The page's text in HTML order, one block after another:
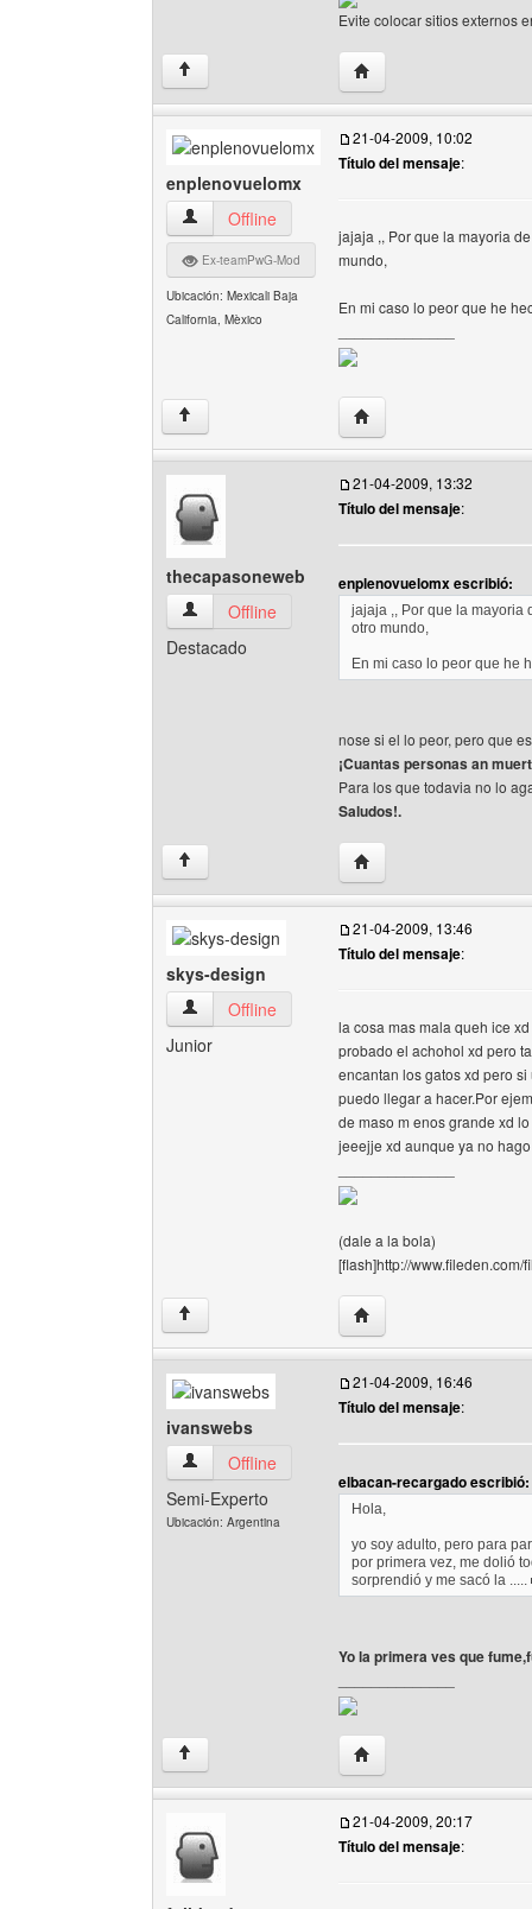
Evite colocar sitios externos
↑ Visitar sitio web del
enplenovuelomx
enplenovuelomx Ver perfil del usuario
Offline
Ex-teamPwG-Mod
Ubicación: Mexicali Baja
California, Mèxico
21-04-2009, 10:02
Título del mensaje:
jajaja ,, Por que la mayoria
mundo,
En mi caso lo peor que he
↑ Visitar sitio web del
thecapasoneweb
thecapasoneweb Ver perfil del usuario
Offline
Destacado
21-04-2009, 13:32
Título del mensaje:
enplenovuelomx escribió:
jajaja ,, Por que la mayoria
otro mundo,
En mi caso lo peor que he
nose si el lo peor, pero que
¡Cuantas personas an
Para los que todavia no lo
Saludos!.
↑ Visitar sitio web del
skys-design
skys-design Ver perfil del usuario
Offline
Junior
21-04-2009, 13:46
Título del mensaje:
la cosa mas mala queh ice
probado el achohol xd pero
encantan los gatos xd pero
puedo llegar a hacer.Por
de maso m enos grande xd
jeeejje xd aunque ya no
(dale a la bola)
[flash]http://
↑ Visitar sitio web del
ivanswebs
ivanswebs Ver perfil del usuario
Offline
Semi-Experto
Ubicación: Argentina
21-04-2009, 16:46
Título del mensaje:
elbacan-recargado escribió:
Hola,
yo soy adulto, pero para
por primera vez, me dolió
sorprendió y me sacó la .....
Yo la primera ves que
↑ Visitar sitio web del
21-04-2009, 20:17
Título del mensaje: